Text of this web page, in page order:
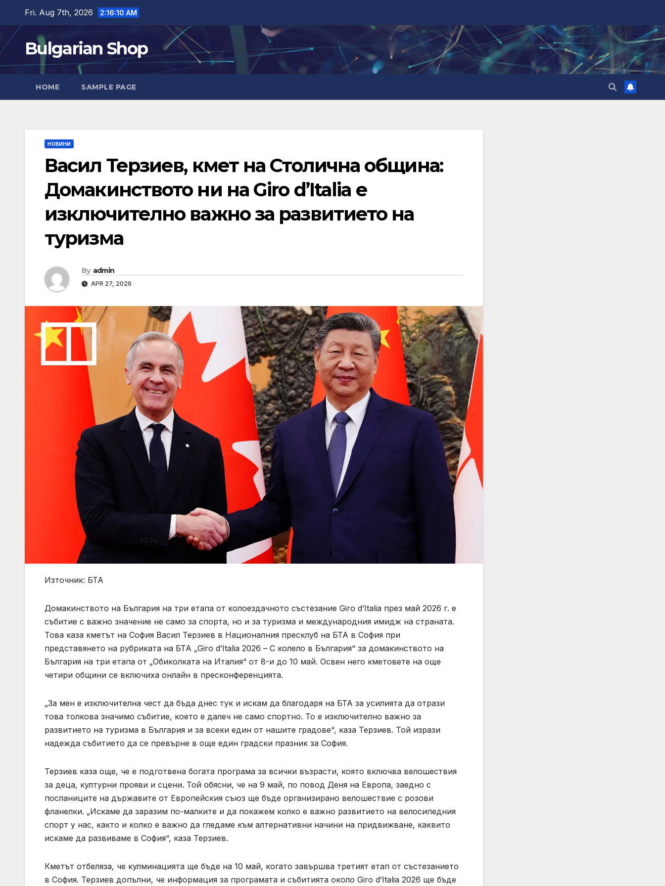
content
Fri. Aug 7th, 2026 2:16:11 AM
Bulgarian Shop
HOME SAMPLE PAGE
НОВИНИ
Васил Терзиев, кмет на Столична община:
Домакинството ни на Giro d’Italia е
изключително важно за развитието на
туризма
By admin
APR 27, 2026
Източник: БТА
Домакинството на България на три етапа от колоездачното състезание Giro d’Italia през май 2026 г. е
събитие с важно значение не само за спорта, но и за туризма и международния имидж на страната.
Това каза кметът на София Васил Терзиев в Националния пресклуб на БТА в София при
представянето на рубриката на БТА „Giro d’Italia 2026 – С колело в България“ за домакинството на
България на три етапа от „Обиколката на Италия“ от 8-и до 10 май. Освен него кметовете на още
четири общини се включиха онлайн в пресконференцията.
„За мен е изключителна чест да бъда днес тук и искам да благодаря на БТА за усилията да отрази
това толкова значимо събитие, което е далеч не само спортно. То е изключително важно за
развитието на туризма в България и за всеки един от нашите градове“, каза Терзиев. Той изрази
надежда събитието да се превърне в още един градски празник за София.
Терзиев каза още, че е подготвена богата програма за всички възрасти, която включва велошествия
за деца, културни прояви и сцени. Той обясни, че на 9 май, по повод Деня на Европа, заедно с
посланиците на държавите от Европейския съюз ще бъде организирано велошествие с розови
фланелки. „Искаме да заразим по-малките и да покажем колко е важно развитието на велосипедния
спорт у нас, както и колко е важно да гледаме към алтернативни начини на придвижване, каквито
искаме да развиваме в София“, каза Терзиев.
Кметът отбеляза, че кулминацията ще бъде на 10 май, когато завършва третият етап от състезанието
в София. Терзиев допълни, че информация за програмата и събитията около Giro d’Italia 2026 ще бъде